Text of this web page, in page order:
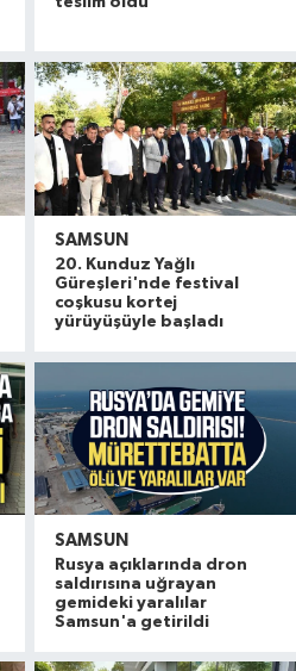
SAMSUN
20. Kunduz Yağlı
Güreşleri'nde festival
coşkusu kortej
yürüyüşüyle başladı
SAMSUN
Rusya açıklarında dron
saldırısına uğrayan
gemideki yaralılar
Samsun'a getirildi